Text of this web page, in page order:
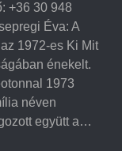
+36 30 948
Éva: A
1972-es Ki Mit
énekelt.
1973
néven
együtt a…